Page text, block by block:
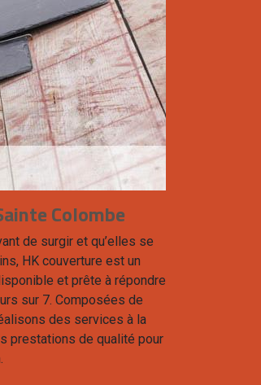
Colombe
de surgir et qu’elles se
HK couverture est un
et prête à répondre
sur 7. Composées de
des services à la
prestations de qualité pour